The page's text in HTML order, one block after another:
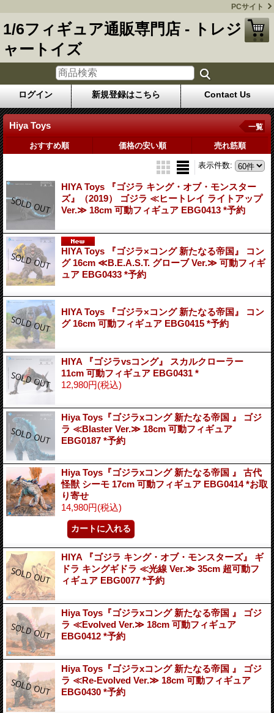
PCサイト
1/6フィギュア通販専門店 - トレジ
ャートイズ
ログイン 新規登録はこちら Contact Us
Hiya Toys 一覧
おすすめ順 価格の安い順 売れ筋順
表示件数:
HIYA Toys 『ゴジラ キング・オブ・モンスター
ズ』（2019） ゴジラ ≪ヒートレイ ライトアップ
Ver.≫ 18cm 可動フィギュア EBG0413 *予約
HIYA Toys 『ゴジラ×コング 新たなる帝国』 コン
グ 16cm ≪B.E.A.S.T. グローブ Ver.≫ 可動フィギ
ュア EBG0433 *予約
HIYA Toys 『ゴジラ×コング 新たなる帝国』 コン
グ 16cm 可動フィギュア EBG0415 *予約
HIYA 『ゴジラvsコング』 スカルクローラー
11cm 可動フィギュア EBG0431 *
12,980円(税込)
Hiya Toys『ゴジラxコング 新たなる帝国 』 ゴジ
ラ ≪Blaster Ver.≫ 18cm 可動フィギュア
EBG0187 *予約
Hiya Toys『ゴジラxコング 新たなる帝国 』 古代
怪獣 シーモ 17cm 可動フィギュア EBG0414 *お取
り寄せ
14,980円(税込)
HIYA 『ゴジラ キング・オブ・モンスターズ』 ギ
ドラ キングギドラ ≪光線 Ver.≫ 35cm 超可動フ
ィギュア EBG0077 *予約
Hiya Toys『ゴジラxコング 新たなる帝国 』 ゴジ
ラ ≪Evolved Ver.≫ 18cm 可動フィギュア
EBG0412 *予約
Hiya Toys『ゴジラxコング 新たなる帝国 』 ゴジ
ラ ≪Re-Evolved Ver.≫ 18cm 可動フィギュア
EBG0430 *予約